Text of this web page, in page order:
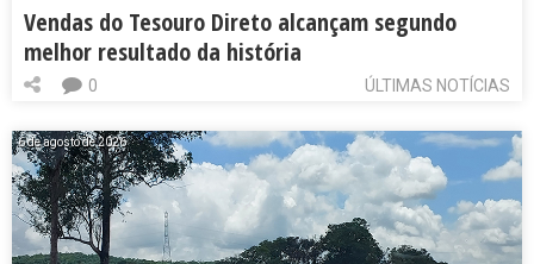
Vendas do Tesouro Direto alcançam segundo
melhor resultado da história
ÚLTIMAS NOTÍCIAS
0
6 de agosto de 2026